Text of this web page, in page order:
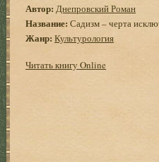
Автор: Днепровский Роман
Название: Садизм – черта
Жанр: Культурология
Читать книгу Online